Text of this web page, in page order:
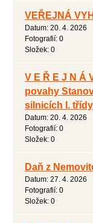
VEŘEJNÁ
Datum: 20. 4. 2026
Fotografií: 0
Složek: 0
V E Ř E J N Á
povahy
silnicích I. třídy
Datum: 20. 4. 2026
Fotografií: 0
Složek: 0
Daň z
Datum: 27. 4. 2026
Fotografií: 0
Složek: 0